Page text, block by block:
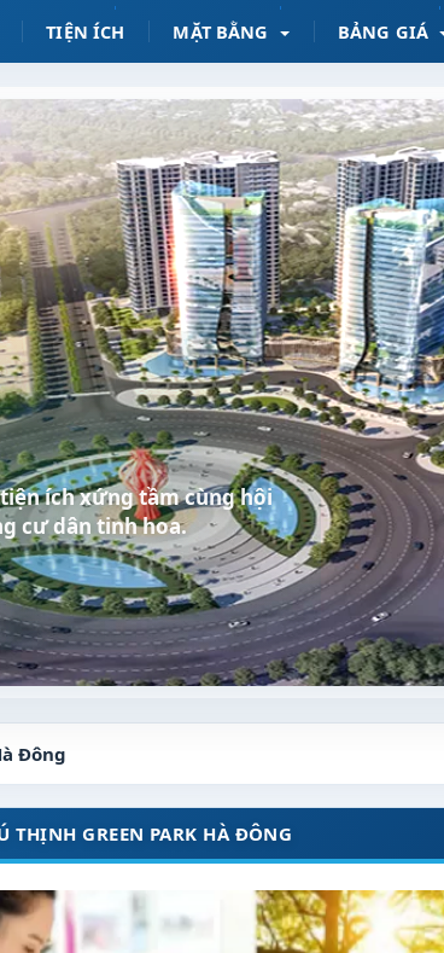
TIỆN ÍCH MẶT BẰNG BẢNG GIÁ
ích xứng tầm cùng hội
cư dân tinh hoa.
Đông
THỊNH GREEN PARK HÀ ĐÔNG